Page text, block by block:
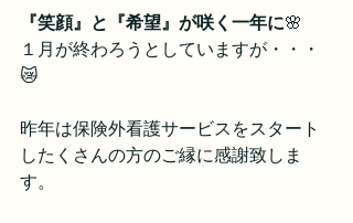
『笑顔』と『希望』が咲く一年に🌸
１月が終わろうとしていますが・・・
😿
昨年は保険外看護サービスをスタート
したくさんの方のご縁に感謝致しま
す。